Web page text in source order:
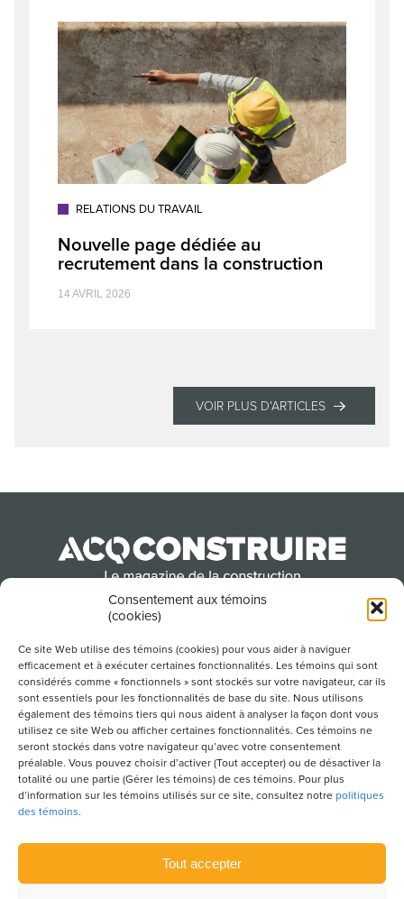
Consentement aux témoins
(cookies)
Ce site Web utilise des témoins (cookies) pour vous aider à naviguer
efficacement et à exécuter certaines fonctionnalités. Les témoins qui sont
considérés comme « fonctionnels » sont stockés sur votre navigateur, car ils
sont essentiels pour les fonctionnalités de base du site. Nous utilisons
également des témoins tiers qui nous aident à analyser la façon dont vous
utilisez ce site Web ou afficher certaines fonctionnalités. Ces témoins ne
seront stockés dans votre navigateur qu’avec votre consentement
préalable. Vous pouvez choisir d’activer (Tout accepter) ou de désactiver la
totalité ou une partie (Gérer les témoins) de ces témoins. Pour plus
d’information sur les témoins utilisés sur ce site, consultez notre politiques
des témoins.
Tout accepter
RELATIONS DU TRAVAIL
Nouvelle page dédiée au
recrutement dans la construction
14 AVRIL 2026
VOIR PLUS D'ARTICLES
Québec
POUR S’ABONNER À NOTRE INFOLETTRE
LIENS UTILES
POLITIQUE DE CONFIDENTIALITÉ
PLAN DU SITE